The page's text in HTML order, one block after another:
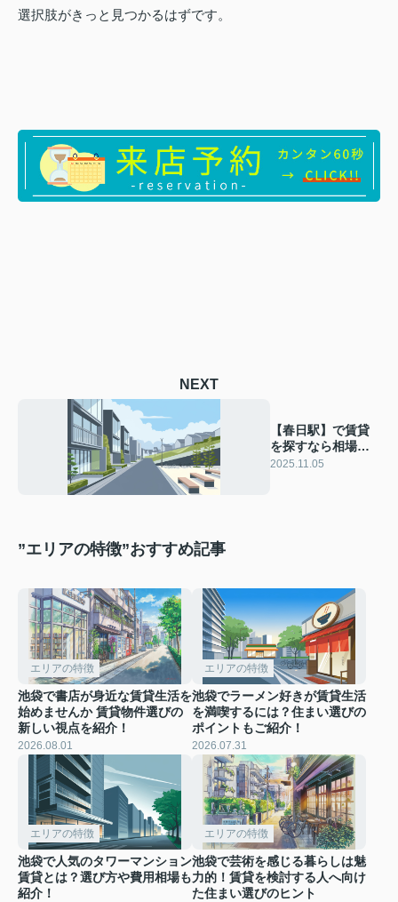
選択肢がきっと見つかるはずです。
NEXT
【春日駅】で賃貸
を探すなら相場は
どれくらい？住み
2025.11.05
”エリアの特徴”おすすめ記事
エリアの特徴
池袋で書店が身近な賃貸生活を
始めませんか 賃貸物件選びの
新しい視点を紹介！
2026.08.01
エリアの特徴
池袋でラーメン好きが賃貸生活
を満喫するには？住まい選びの
ポイントもご紹介！
2026.07.31
エリアの特徴
池袋で人気のタワーマンション
賃貸とは？選び方や費用相場も
紹介！
エリアの特徴
池袋で芸術を感じる暮らしは魅
力的！賃貸を検討する人へ向け
た住まい選びのヒント